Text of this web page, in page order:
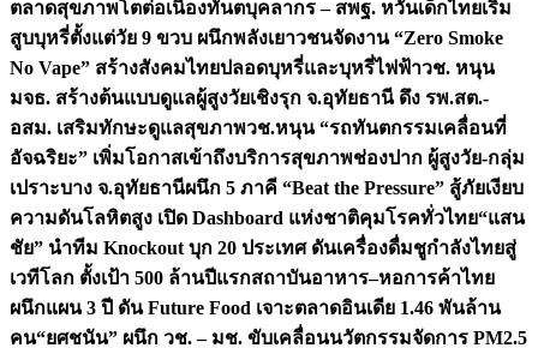
ตลาดสุขภาพโตต่อเนื่องทันตบุคลากร – สพฐ. หวั่นเด็กไทยเริ่ม
สูบบุหรี่ตั้งแต่วัย 9 ขวบ ผนึกพลังเยาวชนจัดงาน “Zero Smoke
No Vape” สร้างสังคมไทยปลอดบุหรี่และบุหรี่ไฟฟ้าวช. หนุน
มจธ. สร้างต้นแบบดูแลผู้สูงวัยเชิงรุก จ.อุทัยธานี ดึง รพ.สต.-
อสม. เสริมทักษะดูแลสุขภาพวช.หนุน “รถทันตกรรมเคลื่อนที่
อัจฉริยะ” เพิ่มโอกาสเข้าถึงบริการสุขภาพช่องปาก ผู้สูงวัย-กลุ่ม
เปราะบาง จ.อุทัยธานีผนึก 5 ภาคี “Beat the Pressure” สู้ภัยเงียบ
ความดันโลหิตสูง เปิด Dashboard แห่งชาติคุมโรคทั่วไทย“แสน
ชัย” นำทีม Knockout บุก 20 ประเทศ ดันเครื่องดื่มชูกำลังไทยสู่
เวทีโลก ตั้งเป้า 500 ล้านปีแรกสถาบันอาหาร–หอการค้าไทย
ผนึกแผน 3 ปี ดัน Future Food เจาะตลาดอินเดีย 1.46 พันล้าน
คน“ยศชนัน” ผนึก วช. – มช. ขับเคลื่อนนวัตกรรมจัดการ PM2.5